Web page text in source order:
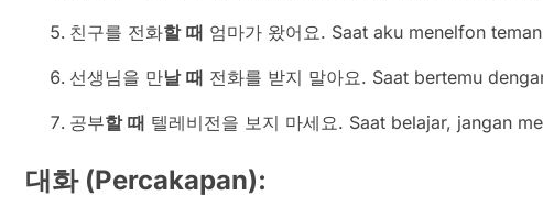
친구를 전화할 때 엄마가 왔어요. Saat aku menelfon
선생님을 만날 때 전화를 받지 말아요. Saat bertemu
공부할 때 텔레비전을 보지 마세요. Saat belajar, jangan
대화(Percakapan):